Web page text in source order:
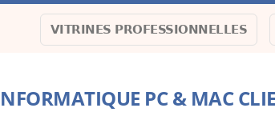
VITRINES PROFESSIONNELLES
PC & MAC